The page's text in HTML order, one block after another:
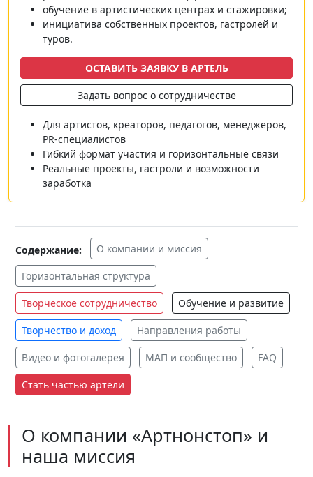
обучение в артистических центрах и стажировки;
инициатива собственных проектов, гастролей и
туров.
ОСТАВИТЬ ЗАЯВКУ В АРТЕЛЬ
Задать вопрос о сотрудничестве
Для артистов, креаторов, педагогов, менеджеров,
PR‑специалистов
Гибкий формат участия и горизонтальные связи
Реальные проекты, гастроли и возможности
заработка
Содержание: О компании и миссия
Горизонтальная структура
Творческое сотрудничество Обучение и развитие
Творчество и доход Направления работы
Видео и фотогалерея МАП и сообщество FAQ
Стать частью артели
О компании «Артнонстоп» и
наша миссия